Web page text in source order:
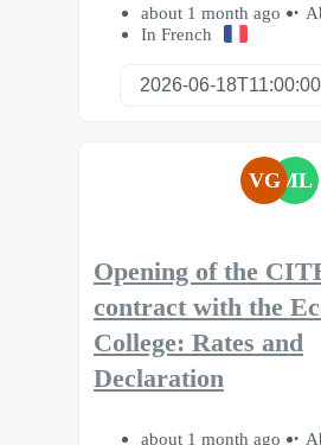
about 1 month ago
In French
VGML
Opening of the
contract with the
College: Rates and
Declaration
about 1 month ago